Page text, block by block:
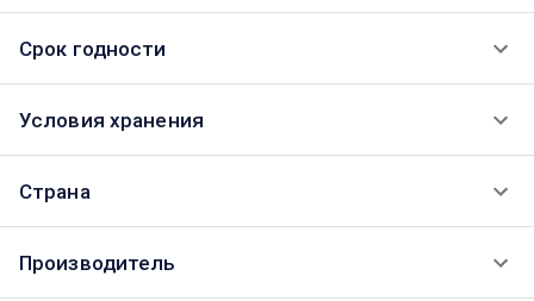
Срок годности
Условия хранения
Страна
Производитель